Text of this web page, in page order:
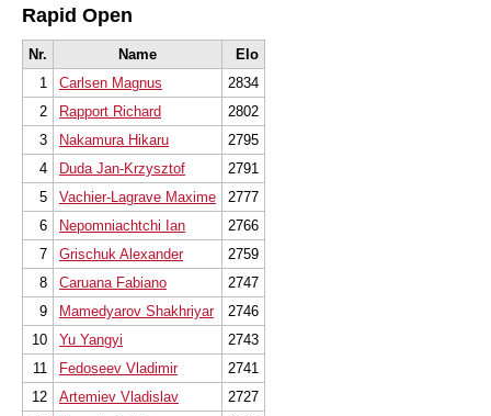
Rapid Open
Nr. Name
Elo
1
Carlsen Magnus
2834
2
Rapport Richard
2802
3
Nakamura Hikaru
2795
4
Duda Jan-Krzysztof
2791
5
Vachier-Lagrave Maxime
2777
6
Nepomniachtchi Ian
2766
7
Grischuk Alexander
2759
8
Caruana Fabiano
2747
9
Mamedyarov Shakhriyar
2746
10
Yu Yangyi
2743
11
Fedoseev Vladimir
2741
12
Artemiev Vladislav
2727